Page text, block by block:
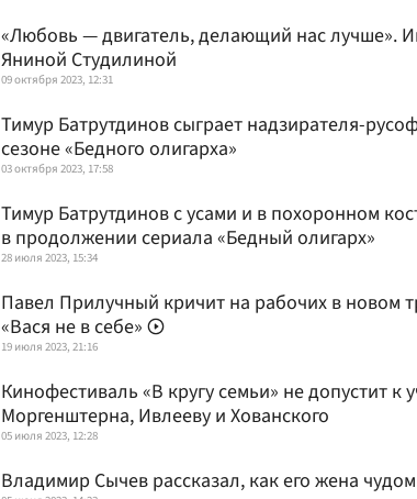
«Любовь — двигатель, делающий нас лучше».
Яниной Студилиной
09 октября 2023, 12:31
Тимур Батрутдинов сыграет надзирателя-
сезоне «Бедного олигарха»
03 октября 2023, 17:58
Тимур Батрутдинов с усами и в похоронном
в продолжении сериала «Бедный олигарх»
28 июля 2023, 15:34
Павел Прилучный кричит на рабочих в новом
«Вася не в себе»
19 июля 2023, 21:16
Кинофестиваль «В кругу семьи» не допустит к
Моргенштерна, Ивлееву и Хованского
05 июля 2023, 12:28
Владимир Сычев рассказал, как его жена